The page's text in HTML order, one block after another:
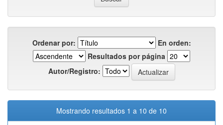
Ordenar por:
En orden:
Resultados por página
Autor/Registro:
Mostrando resultados 1 a 10 de 10